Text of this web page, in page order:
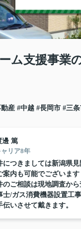
ム支援事業
産 #中越 #長岡市 #三
邊 篤
リア8年
につきましては新潟県
案内も可能でございます
のご相談は現地調査か
士/ガス消費機器設置工
伝いさせて戴きます。